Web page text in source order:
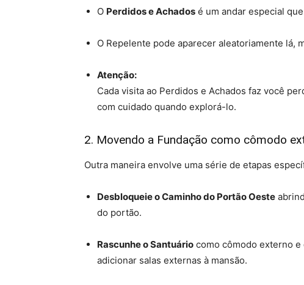
O Perdidos e Achados é um andar especial
O Repelente pode aparecer aleatoriamente lá,
Atenção:
Cada visita ao Perdidos e Achados faz você
com cuidado quando explorá-lo.
2. Movendo a Fundação como cômodo
Outra maneira envolve uma série de etapas
Desbloqueie o Caminho do Portão Oeste
do portão.
Rascunhe o Santuário como cômodo externo e
adicionar salas externas à mansão.